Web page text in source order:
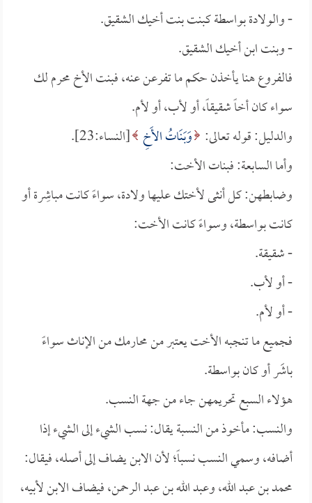
- والولادة بواسطة كبنت بنت أخيك الشقيق.
- وبنت ابن أخيك الشقيق.
فالفروع هنا يأخذن حكم ما تفرعن عنه، فبنت الأخ محرم لك
سواء كان أخاً شقيقاً، أو لأب، أو لأم.
والدليل: قوله تعالى: وَبَنَاتُ الأَخِ [النساء:23].
وأما السابعة: فبنات الأخت:
وضابطهن: كل أنثى لأختك عليها ولادة، سواءً كانت مباشِرة أو
كانت بواسطة، وسواءً كانت الأخت:
- شقيقة.
- أو لأب.
- أو لأم.
فجميع ما تنجبه الأخت يعتبر من محارمك من الإناث سواءً
باشَر أو كان بواسطة.
هؤلاء السبع تحريمهن جاء من جهة النسب.
والنسب: مأخوذ من النسبة يقال: نسب الشيء إلى الشيء إذا
أضافه، وسمي النسب نسباً؛ لأن الابن يضاف إلى أصله، فيقال:
محمد بن عبد الله، وعبد الله بن عبد الرحمن، فيضاف الابن لأبيه،